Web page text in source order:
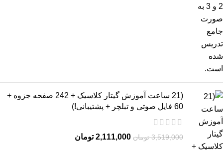
(21 ساعت آموزش گیتار کلاسیک + 242 صفحه جزوه +
60 فایل صوتی و تبلچر + پشتیبانی!)
3,519,000 تومان 2,111,000 تومان